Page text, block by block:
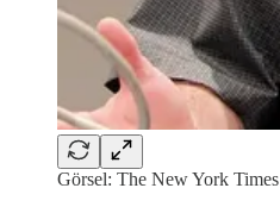
Görsel: The New York Times